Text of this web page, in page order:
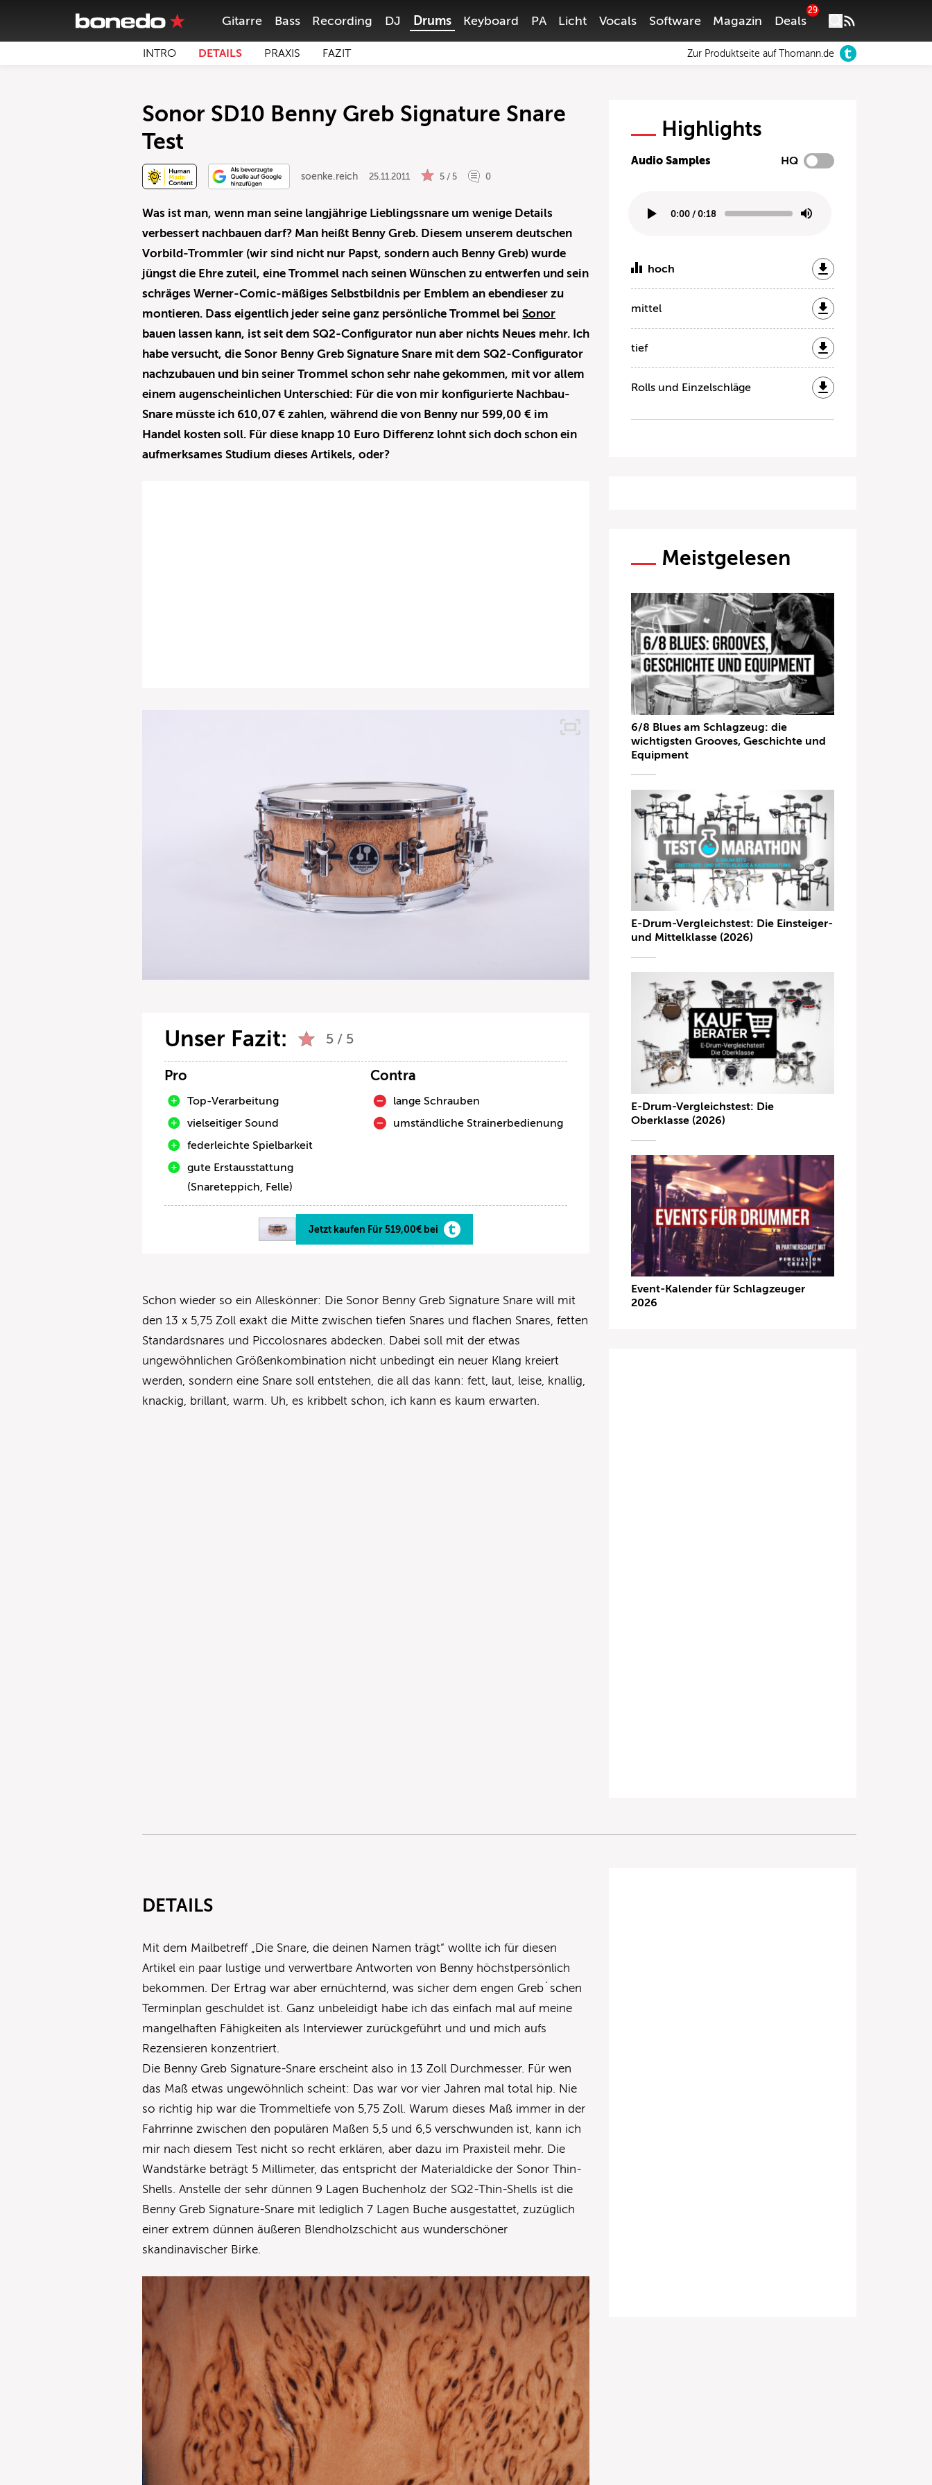
Gitarre Bass Recording DJ Drums Keyboard PA Licht Vocals Software Magazin Deals
29
INTRO DETAILS PRAXIS FAZIT Zur Produktseite auf Thomann.de
Sonor SD10 Benny Greb Signature Snare
Test
soenke.reich 25.11.2011 5 / 5 0
Was ist man, wenn man seine langjährige Lieblingssnare um wenige Details
verbessert nachbauen darf? Man heißt Benny Greb. Diesem unserem deutschen
Vorbild-Trommler (wir sind nicht nur Papst, sondern auch Benny Greb) wurde
jüngst die Ehre zuteil, eine Trommel nach seinen Wünschen zu entwerfen und sein
schräges Werner-Comic-mäßiges Selbstbildnis per Emblem an ebendieser zu
montieren. Dass eigentlich jeder seine ganz persönliche Trommel beiSonor
bauen lassen kann, ist seit dem SQ2-Configurator nun aber nichts Neues mehr. Ich
habe versucht, die Sonor Benny Greb Signature Snare mit dem SQ2-Configurator
nachzubauen und bin seiner Trommel schon sehr nahe gekommen, mit vor allem
einem augenscheinlichen Unterschied: Für die von mir konfigurierte Nachbau-
Snare müsste ich 610,07 € zahlen, während die von Benny nur 599,00 € im
Handel kosten soll. Für diese knapp 10 Euro Differenz lohnt sich doch schon ein
aufmerksames Studium dieses Artikels, oder?
Unser Fazit: 5 / 5
Pro
Top-Verarbeitung
vielseitiger Sound
federleichte Spielbarkeit
gute Erstausstattung
(Snareteppich, Felle)
Contra
lange Schrauben
umständliche Strainerbedienung
Jetzt kaufen Für 519,00€ bei
Schon wieder so ein Alleskönner: Die Sonor Benny Greb Signature Snare will mit
den 13 x 5,75 Zoll exakt die Mitte zwischen tiefen Snares und flachen Snares, fetten
Standardsnares und Piccolosnares abdecken. Dabei soll mit der etwas
ungewöhnlichen Größenkombination nicht unbedingt ein neuer Klang kreiert
werden, sondern eine Snare soll entstehen, die all das kann: fett, laut, leise, knallig,
knackig, brillant, warm. Uh, es kribbelt schon, ich kann es kaum erwarten.
Highlights
Audio Samples HQ
0:00 / 0:18
hoch
mittel
tief
Rolls und Einzelschläge
Meistgelesen
6/8 Blues am Schlagzeug: die
wichtigsten Grooves, Geschichte und
Equipment
E-Drum-Vergleichstest: Die Einsteiger-
und Mittelklasse (2026)
E-Drum-Vergleichstest: Die
Oberklasse (2026)
Event-Kalender für Schlagzeuger
2026
DETAILS
Mit dem Mailbetreff „Die Snare, die deinen Namen trägt“ wollte ich für diesen
Artikel ein paar lustige und verwertbare Antworten von Benny höchstpersönlich
bekommen. Der Ertrag war aber ernüchternd, was sicher dem engen Greb´schen
Terminplan geschuldet ist. Ganz unbeleidigt habe ich das einfach mal auf meine
mangelhaften Fähigkeiten als Interviewer zurückgeführt und und mich aufs
Rezensieren konzentriert.
Die Benny Greb Signature-Snare erscheint also in 13 Zoll Durchmesser. Für wen
das Maß etwas ungewöhnlich scheint: Das war vor vier Jahren mal total hip. Nie
so richtig hip war die Trommeltiefe von 5,75 Zoll. Warum dieses Maß immer in der
Fahrrinne zwischen den populären Maßen 5,5 und 6,5 verschwunden ist, kann ich
mir nach diesem Test nicht so recht erklären, aber dazu im Praxisteil mehr. Die
Wandstärke beträgt 5 Millimeter, das entspricht der Materialdicke der Sonor Thin-
Shells. Anstelle der sehr dünnen 9 Lagen Buchenholz der SQ2-Thin-Shells ist die
Benny Greb Signature-Snare mit lediglich 7 Lagen Buche ausgestattet, zuzüglich
einer extrem dünnen äußeren Blendholzschicht aus wunderschöner
skandinavischer Birke.